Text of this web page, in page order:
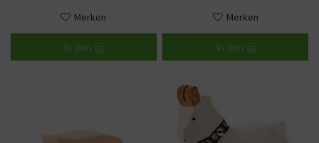
Merken
In den
Merken
In den